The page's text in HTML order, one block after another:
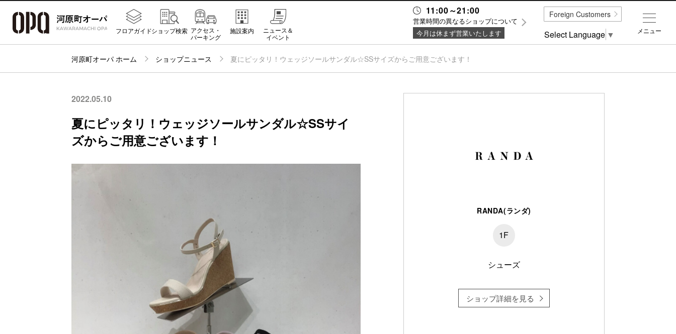
11:00～21:00
営業時間の異なるショップについて
今月は休まず営業いたします
フロアガイドショップ検索 アクセス・
パーキング
施設案内
ニュース＆
イベント
河原町オーパ ホーム ショップニュース 夏にピッタリ！ウェッジソールサンダル☆SSサイズからご用意ございます！
2022.05.10
夏にピッタリ！ウェッジソールサンダル☆SSサイ
ズからご用意ございます！
RANDA(ランダ)
1F
シューズ
ショップ詳細を見る
メニュー
Foreign Customers
Select Language ▼